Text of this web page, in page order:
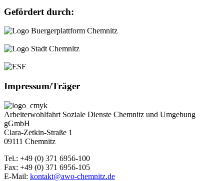
Gefördert durch:
Impressum/Träger
Arbeiterwohlfahrt Soziale Dienste Chemnitz und Umgebung
gGmbH
Clara-Zetkin-Straße 1
09111 Chemnitz
Tel.: +49 (0) 371 6956-100
Fax: +49 (0) 371 6956-105
E-Mail: kontakt@awo-chemnitz.de